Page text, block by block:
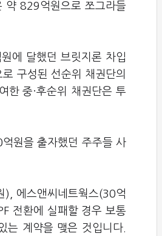
약 829억원으로 쪼그라들
에 달했던 브릿지론 차입
구성된 선순위 채권단의
한 중·후순위 채권단은 투
원을 출자했던 주주들 사
), 에스앤씨네트웍스(30억
전환에 실패할 경우 보통
는 계약을 맺은 것입니다.